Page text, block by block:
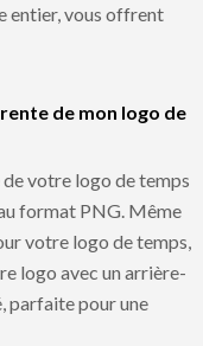
entier, vous offrent
de mon logo de
votre logo de temps
format PNG. Même
votre logo de temps,
logo avec un arrière-
parfaite pour une